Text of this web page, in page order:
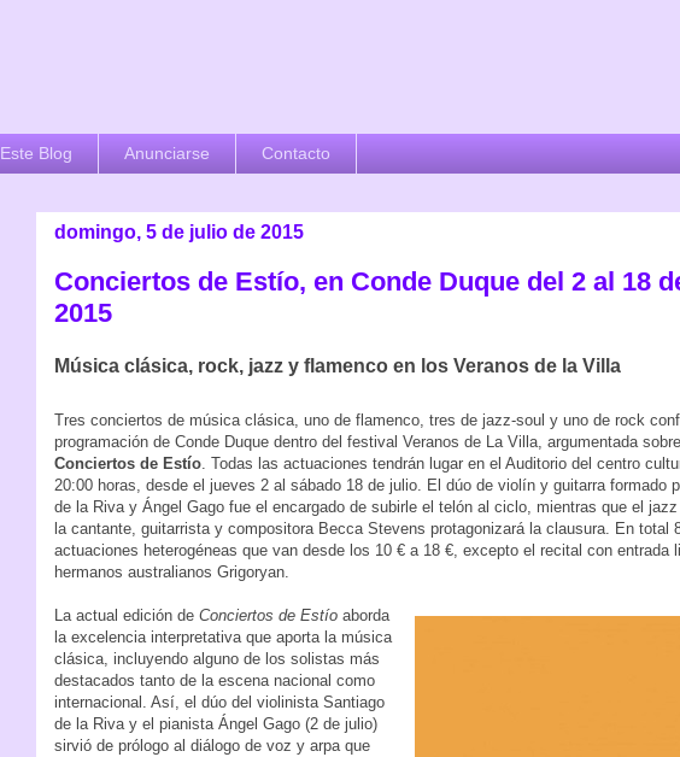
Este Blog Anunciarse Contacto
domingo, 5 de julio de 2015
Conciertos de Estío, en Conde Duque del 2 al 18
2015
Música clásica, rock, jazz y flamenco en los Veranos de la Villa
Tres conciertos de música clásica, uno de flamenco, tres de jazz-soul y uno de rock
programación de Conde Duque dentro del festival Veranos de La Villa, argumentada
Conciertos de Estío. Todas las actuaciones tendrán lugar en el Auditorio del centro
20:00 horas, desde el jueves 2 al sábado 18 de julio. El dúo de violín y guitarra formado
de la Riva y Ángel Gago fue el encargado de subirle el telón al ciclo, mientras que el
la cantante, guitarrista y compositora Becca Stevens protagonizará la clausura. En total
actuaciones heterogéneas que van desde los 10 € a 18 €, excepto el recital con entrada
hermanos australianos Grigoryan.
La actual edición de Conciertos de Estío aborda
la excelencia interpretativa que aporta la música
clásica, incluyendo alguno de los solistas más
destacados tanto de la escena nacional como
internacional. Así, el dúo del violinista Santiago
de la Riva y el pianista Ángel Gago (2 de julio)
sirvió de prólogo al diálogo de voz y arpa que